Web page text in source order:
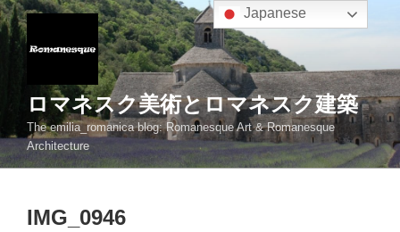
コ
ン
ス
キ
ロマネスク美術とロマネスク建築
The emilia_romanica blog: Romanesque Art & Romanesque
Architecture
IMG_0946
Japanese